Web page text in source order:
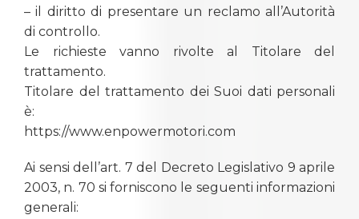
– il diritto di presentare un reclamo all’Autorità
di controllo.
Le richieste vanno rivolte al Titolare del
trattamento.
Titolare del trattamento dei Suoi dati personali
è:
https://www.enpowermotori.com
Ai sensi dell’art. 7 del Decreto Legislativo 9 aprile
2003, n. 70 si forniscono le seguenti informazioni
generali: